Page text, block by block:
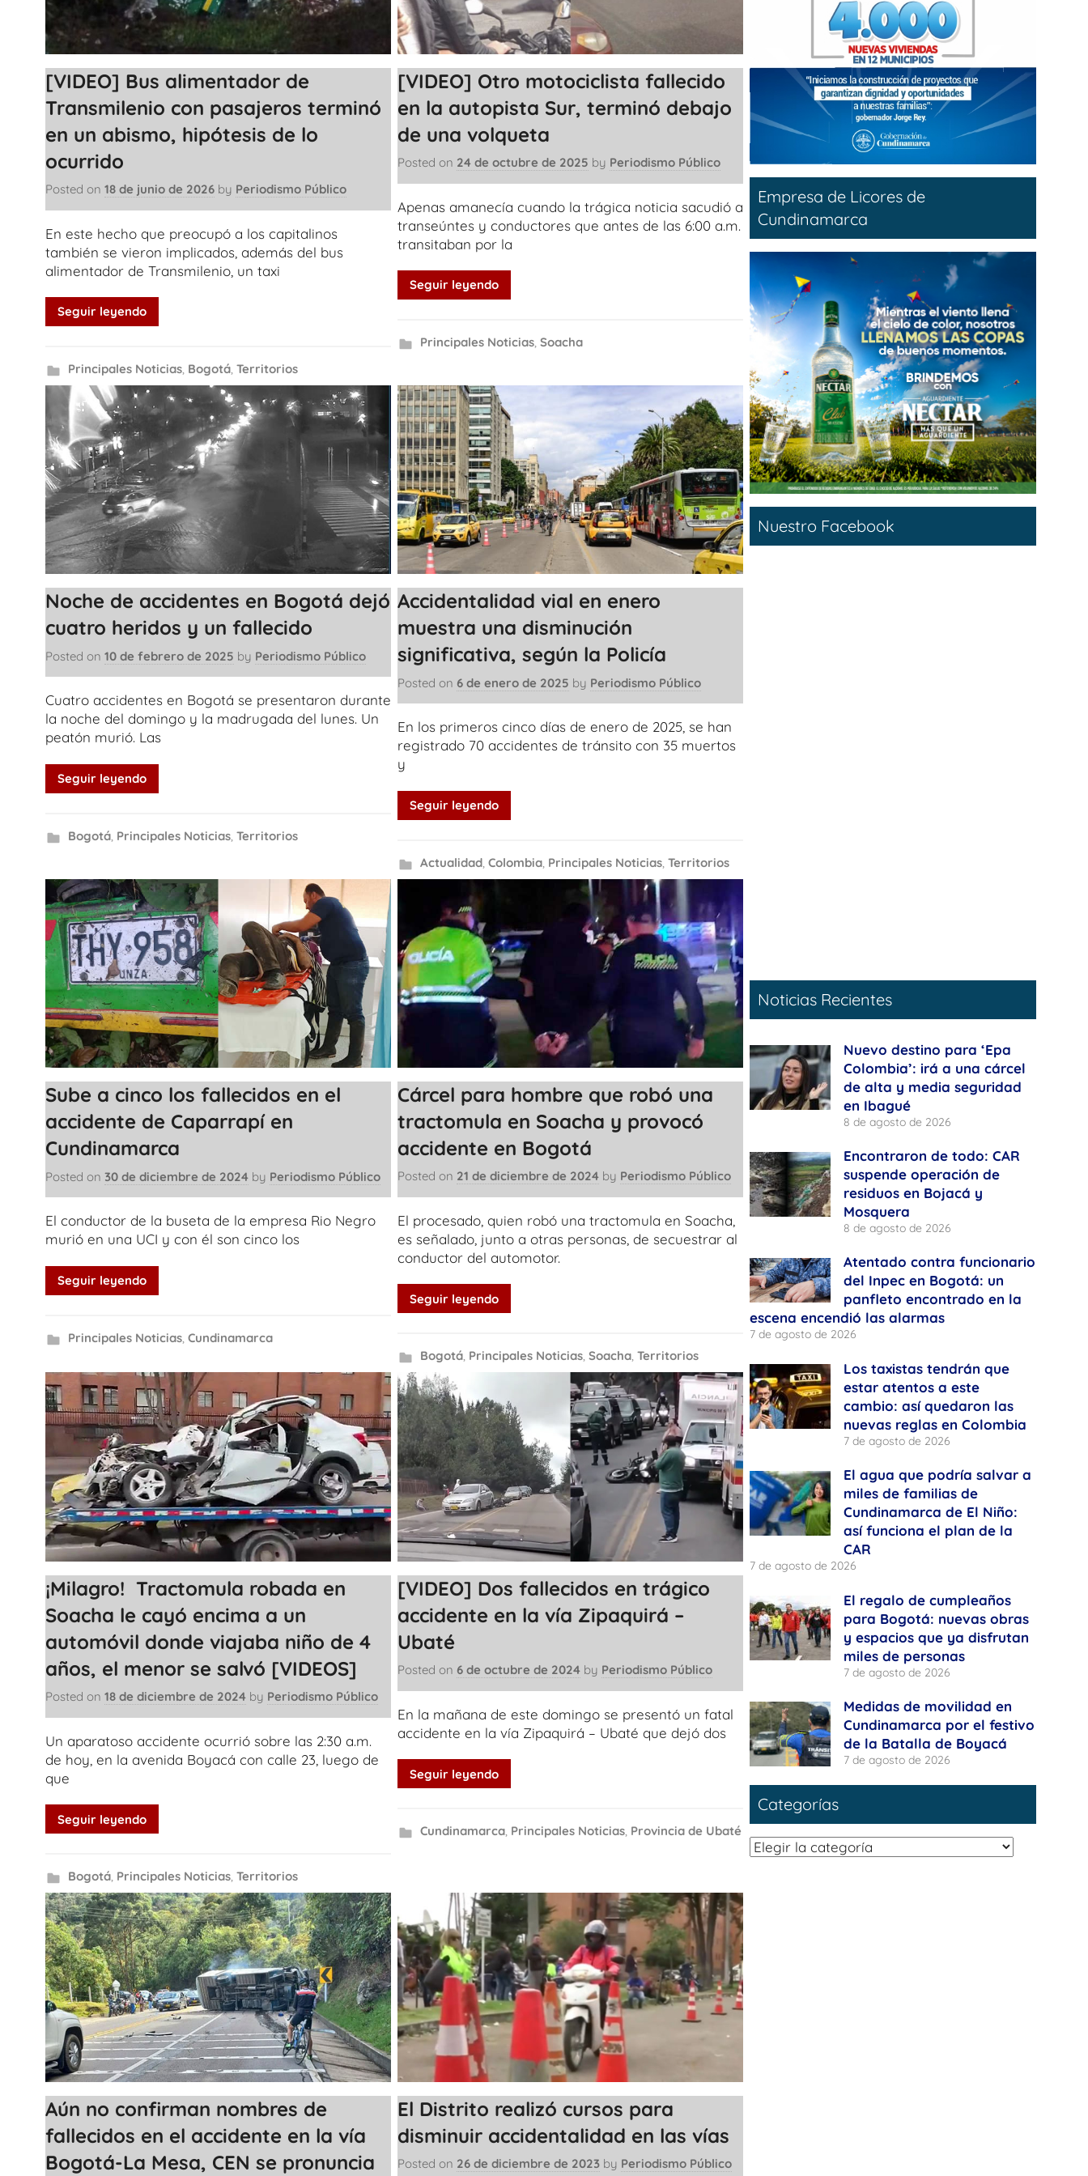
[VIDEO] Bus alimentador de
Transmilenio con pasajeros terminó
en un abismo, hipótesis de lo
ocurrido
Posted on 18 de junio de 2026 by Periodismo Público
En este hecho que preocupó a los capitalinos
también se vieron implicados, además del bus
alimentador de Transmilenio, un taxi
Seguir leyendo
Principales Noticias, Bogotá, Territorios
[VIDEO] Otro motociclista fallecido
en la autopista Sur, terminó debajo
de una volqueta
Posted on 24 de octubre de 2025 by Periodismo Público
Apenas amanecía cuando la trágica noticia sacudió a
transeúntes y conductores que antes de las 6:00 a.m.
transitaban por la
Seguir leyendo
Principales Noticias, Soacha
Noche de accidentes en Bogotá dejó
cuatro heridos y un fallecido
Posted on 10 de febrero de 2025 by Periodismo Público
Cuatro accidentes en Bogotá se presentaron durante
la noche del domingo y la madrugada del lunes. Un
peatón murió. Las
Seguir leyendo
Bogotá, Principales Noticias, Territorios
Accidentalidad vial en enero
muestra una disminución
significativa, según la Policía
Posted on 6 de enero de 2025 by Periodismo Público
En los primeros cinco días de enero de 2025, se han
registrado 70 accidentes de tránsito con 35 muertos
y
Seguir leyendo
Actualidad, Colombia, Principales Noticias, Territorios
Sube a cinco los fallecidos en el
accidente de Caparrapí en
Cundinamarca
Posted on 30 de diciembre de 2024 by Periodismo Público
El conductor de la buseta de la empresa Rio Negro
murió en una UCI y con él son cinco los
Seguir leyendo
Principales Noticias, Cundinamarca
Cárcel para hombre que robó una
tractomula en Soacha y provocó
accidente en Bogotá
Posted on 21 de diciembre de 2024 by Periodismo Público
El procesado, quien robó una tractomula en Soacha,
es señalado, junto a otras personas, de secuestrar al
conductor del automotor.
Seguir leyendo
Bogotá, Principales Noticias, Soacha, Territorios
¡Milagro! Tractomula robada en
Soacha le cayó encima a un
automóvil donde viajaba niño de 4
años, el menor se salvó [VIDEOS]
Posted on 18 de diciembre de 2024 by Periodismo Público
Un aparatoso accidente ocurrió sobre las 2:30 a.m.
de hoy, en la avenida Boyacá con calle 23, luego de
que
Seguir leyendo
Bogotá, Principales Noticias, Territorios
[VIDEO] Dos fallecidos en trágico
accidente en la vía Zipaquirá –
Ubaté
Posted on 6 de octubre de 2024 by Periodismo Público
En la mañana de este domingo se presentó un fatal
accidente en la vía Zipaquirá – Ubaté que dejó dos
Seguir leyendo
Cundinamarca, Principales Noticias, Provincia de Ubaté
Aún no confirman nombres de
fallecidos en el accidente en la vía
Bogotá-La Mesa, CEN se pronuncia
El Distrito realizó cursos para
disminuir accidentalidad en las vías
Posted on 26 de diciembre de 2023 by Periodismo Público
Empresa de Licores de
Cundinamarca
Nuestro Facebook
Noticias Recientes
Nuevo destino para ‘Epa
Colombia’: irá a una cárcel
de alta y media seguridad
en Ibagué
8 de agosto de 2026
Encontraron de todo: CAR
suspende operación de
residuos en Bojacá y
Mosquera
8 de agosto de 2026
Atentado contra funcionario
del Inpec en Bogotá: un
panfleto encontrado en la
escena encendió las alarmas
7 de agosto de 2026
Los taxistas tendrán que
estar atentos a este
cambio: así quedaron las
nuevas reglas en Colombia
7 de agosto de 2026
El agua que podría salvar a
miles de familias de
Cundinamarca de El Niño:
así funciona el plan de la
CAR
7 de agosto de 2026
El regalo de cumpleaños
para Bogotá: nuevas obras
y espacios que ya disfrutan
miles de personas
7 de agosto de 2026
Medidas de movilidad en
Cundinamarca por el festivo
de la Batalla de Boyacá
7 de agosto de 2026
Categorías
Categorías